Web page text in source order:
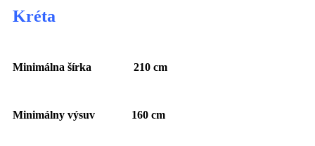
Kréta
Minimálna šírka 210 cm
Minimálny výsuv 160 cm